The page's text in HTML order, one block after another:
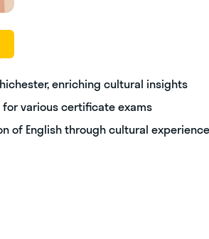
enriching cultural insights
various certificate exams
of English through cultural